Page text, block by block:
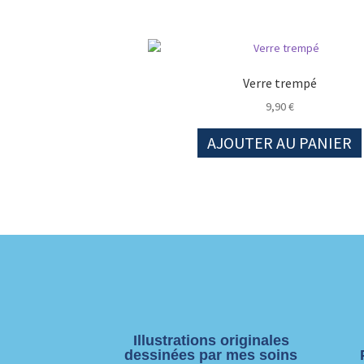
Verre trempé
9,90€
AJOUTER AU PANIER
Illustrations originales
dessinées par mes soins